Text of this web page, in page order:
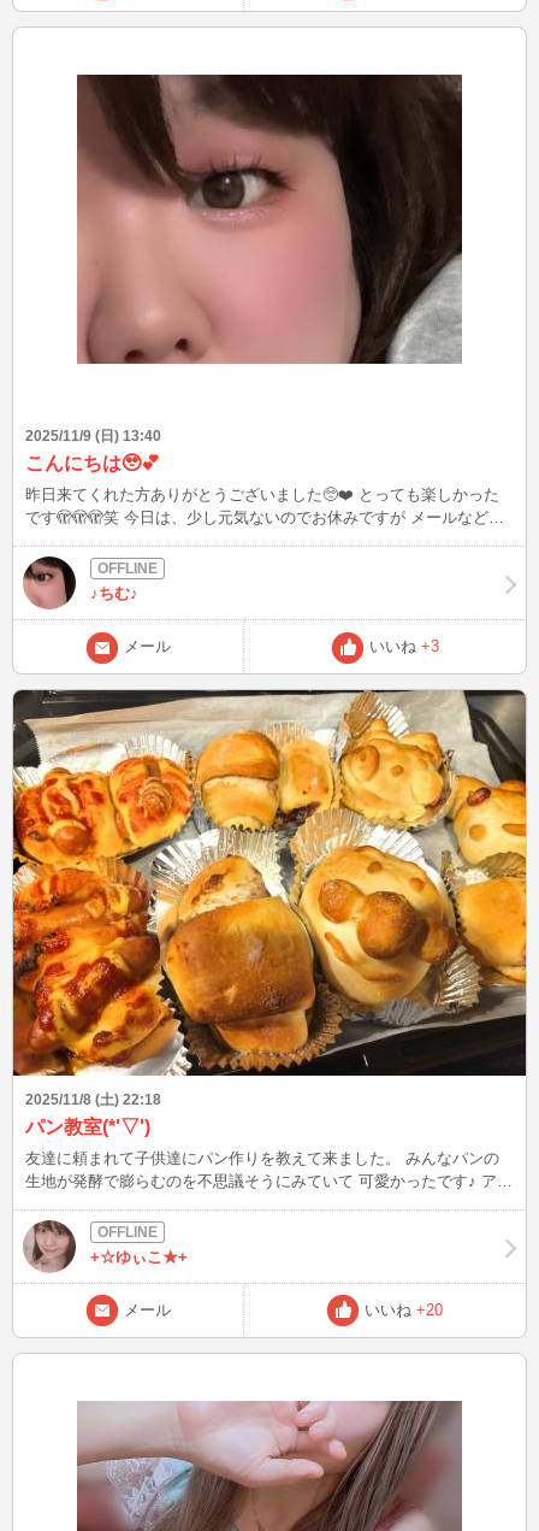
2025/11/9 (日) 13:40
こんにちは🥹💕
昨日来てくれた方ありがとうございました🥺❤️ とっても楽しかった
です🫣🫣🫣笑 今日は、少し元気ないのでお休みですが メールなどは
♪ちむ♪
メール いいね +3
2025/11/8 (土) 22:18
パン教室(*'▽')
友達に頼まれて子供達にパン作りを教えて来ました。 みんなパンの
生地が発酵で膨らむのを不思議そうにみていて 可愛かったです♪ アン
した!(^^)! 楽しかった！
+☆ゆぃこ★+
メール いいね +20